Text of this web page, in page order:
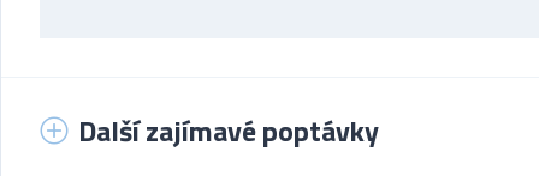
Další zajímavé poptávky